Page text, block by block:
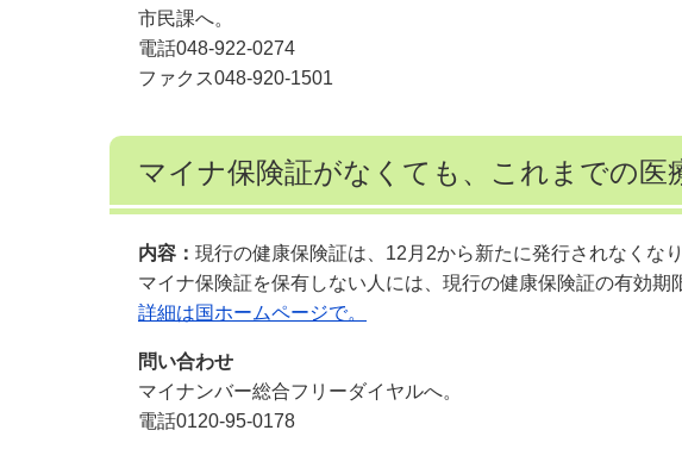
市民課へ。
電話048-922-0274
ファクス048-920-1501
マイナ保険証がなくても、これまでの医
内容： 現行の健康保険証は、12月2から新たに発行されなくなり
マイナ保険証を保有しない人には、現行の健康保険証の有効
詳細は国ホームページで。
問い合わせ
マイナンバー総合フリーダイヤルへ。
電話0120-95-0178